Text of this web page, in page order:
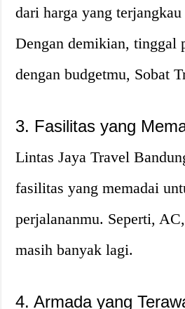
dari harga yang
Dengan demikian, tinggal
dengan budgetmu, Sobat
3. Fasilitas yang
Lintas Jaya Travel
fasilitas yang memadai
perjalananmu. Seperti,
masih banyak lagi.
4. Armada yang